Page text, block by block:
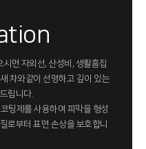
면 자외선, 산성비, 생활흠집
차와같이 선명하고 깊이 있는
립니다.
팅제를 사용하여 피막을 형성
로부터 표면 손상을 보호합니